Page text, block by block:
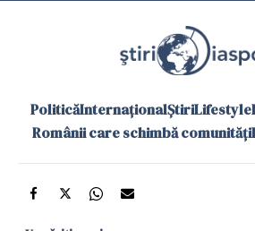
PoliticăInternaționalȘtiriLifestyle
Românii care schimbă comunități